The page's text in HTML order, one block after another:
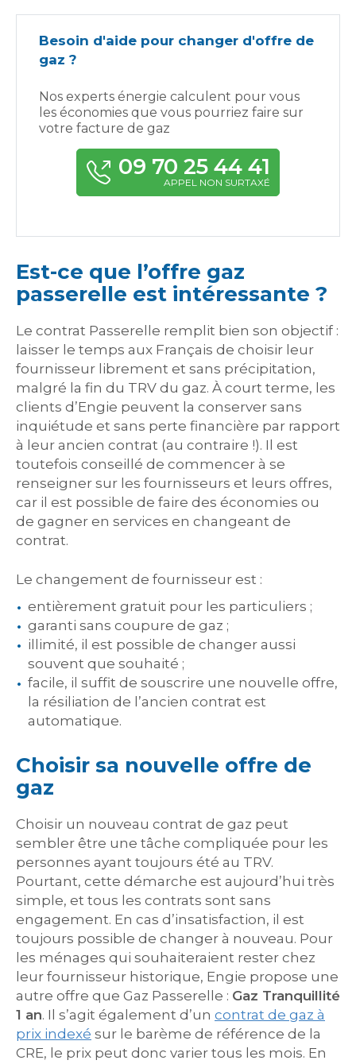
Besoin d'aide pour changer d'offre de
gaz ?
Nos experts énergie calculent pour vous
les économies que vous pourriez faire sur
votre facture de gaz
09 70 25 44 41
APPEL NON SURTAXÉ
Est-ce que l’offre gaz
passerelle est intéressante ?
Le contrat Passerelle remplit bien son objectif :
laisser le temps aux Français de choisir leur
fournisseur librement et sans précipitation,
malgré la fin du TRV du gaz. À court terme, les
clients d’Engie peuvent la conserver sans
inquiétude et sans perte financière par rapport
à leur ancien contrat (au contraire !). Il est
toutefois conseillé de commencer à se
renseigner sur les fournisseurs et leurs offres,
car il est possible de faire des économies ou
de gagner en services en changeant de
contrat.
Le changement de fournisseur est :
entièrement gratuit pour les particuliers ;
garanti sans coupure de gaz ;
illimité, il est possible de changer aussi
souvent que souhaité ;
facile, il suffit de souscrire une nouvelle offre,
la résiliation de l’ancien contrat est
automatique.
Choisir sa nouvelle offre de
gaz
Choisir un nouveau contrat de gaz peut
sembler être une tâche compliquée pour les
personnes ayant toujours été au TRV.
Pourtant, cette démarche est aujourd’hui très
simple, et tous les contrats sont sans
engagement. En cas d’insatisfaction, il est
toujours possible de changer à nouveau. Pour
les ménages qui souhaiteraient rester chez
leur fournisseur historique, Engie propose une
autre offre que Gaz Passerelle : Gaz Tranquillité
1 an. Il s’agit également d’un contrat de gaz à
prix indexé sur le barème de référence de la
CRE, le prix peut donc varier tous les mois. En